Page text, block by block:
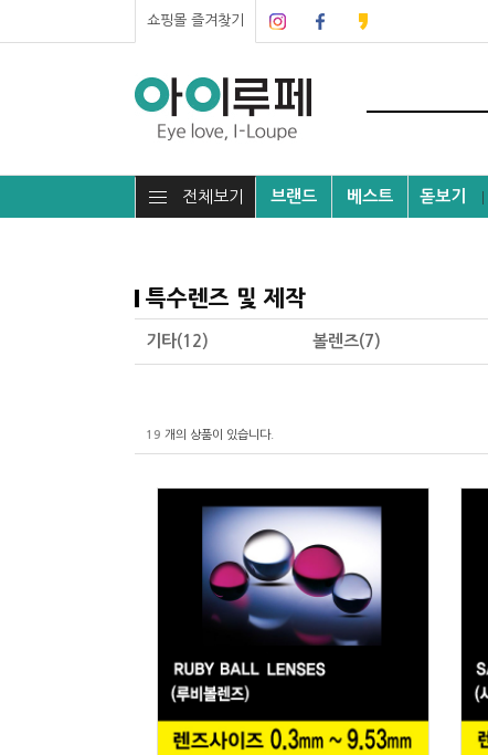
쇼핑몰 즐겨찾기
전체보기 브랜드 베스트 돋보기
특수렌즈 및 제작
기타(12) 볼렌즈(7)
19 개의 상품이 있습니다.